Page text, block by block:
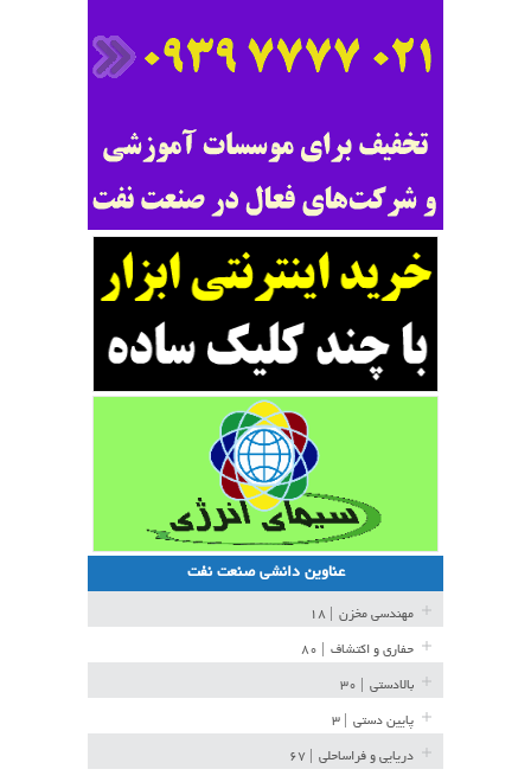
عناوین دانشی صنعت نفت
مهندسی مخزن
حفاری و اکتشاف
بالادستی
پایین دستی
دریایی و فراساحلی